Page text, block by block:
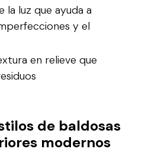
la luz que ayuda a
y el
en relieve que
de baldosas
modernos